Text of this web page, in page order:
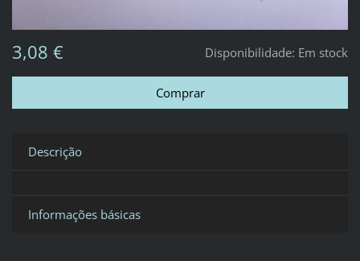
Disponibilidade: Em stock
3,08 €
Descrição
Informações básicas